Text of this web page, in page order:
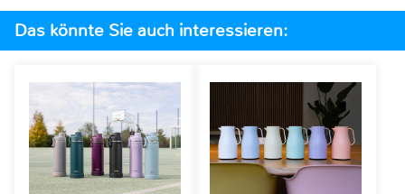
Das könnte Sie auch interessieren: